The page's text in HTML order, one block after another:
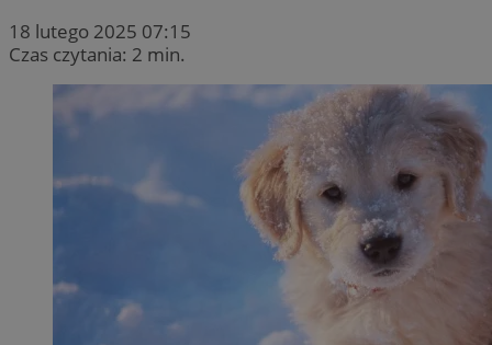
18 lutego 2025 07:15
Czas czytania: 2 min.